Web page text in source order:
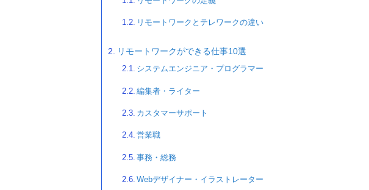
リモートワークとテレワークの違い
リモートワークができる仕事10選
システムエンジニア・プログラマー
編集者・ライター
カスタマーサポート
営業職
事務・総務
Webデザイナー・イラストレーター